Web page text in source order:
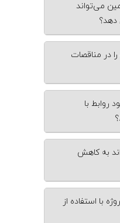
می‌تواند
دهد؟
در مناقصات
روابط با
به کاهش
با استفاده از